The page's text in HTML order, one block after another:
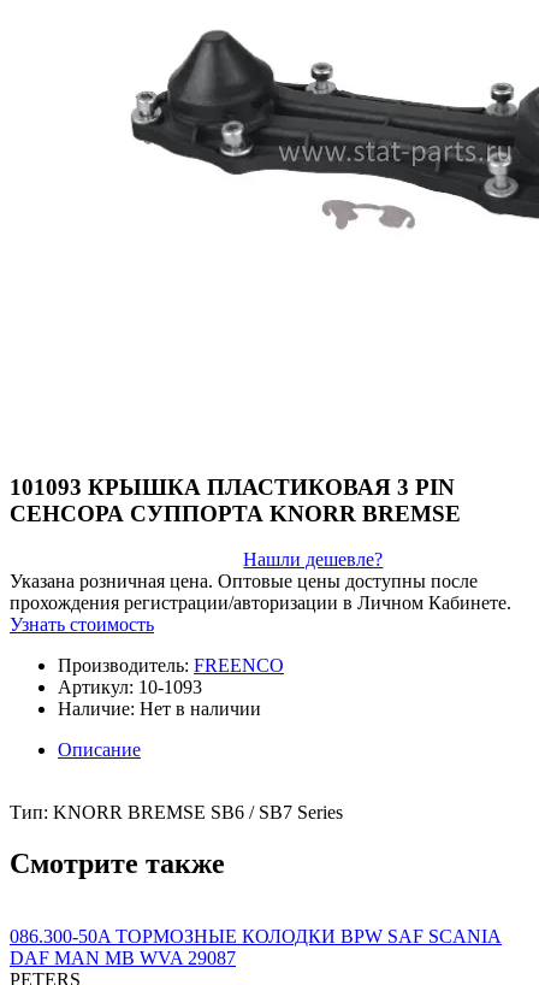
101093 КРЫШКА ПЛАСТИКОВАЯ 3 PIN
СЕНСОРА СУППОРТА KNORR BREMSE
Нашли дешевле?
Указана розничная цена. Оптовые цены доступны после
прохождения регистрации/авторизации в Личном Кабинете.
Узнать стоимость
Производитель: FREENCO
Артикул: 10-1093
Наличие: Нет в наличии
Описание
Тип: KNORR BREMSE SB6 / SB7 Series
Смотрите также
086.300-50A ТОРМОЗНЫЕ КОЛОДКИ BPW SAF SCANIA
DAF MAN MB WVA 29087
PETERS